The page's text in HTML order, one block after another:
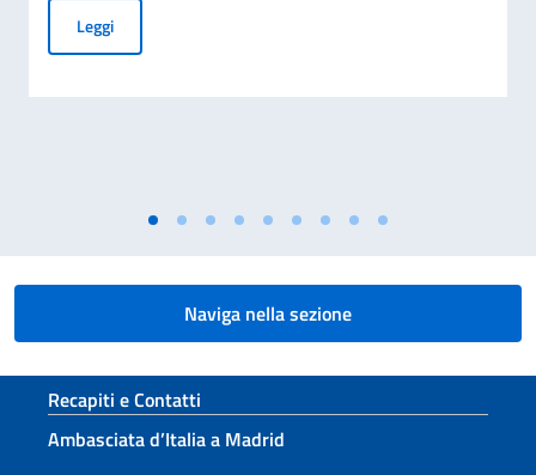
LeggiAssistenza consolare per i cittadini Italiani in Spagna
Naviga nella sezione
Sezione footer
Recapiti e Contatti
Ambasciata d’Italia a Madrid